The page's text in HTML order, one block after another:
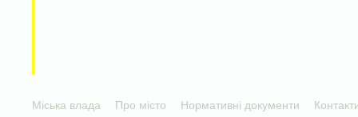
Міська влада Про місто Нормативні документи